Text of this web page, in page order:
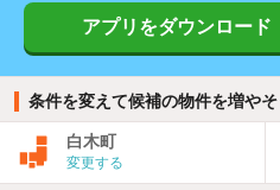
アプリをダウンロード
条件を変えて候補の物件を増やそ
白木町
変更する